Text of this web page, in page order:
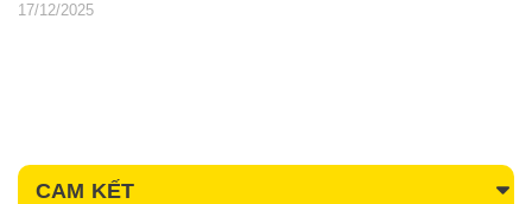
17/12/2025
CAM KẾT